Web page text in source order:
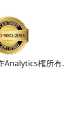
Analytics権所有.